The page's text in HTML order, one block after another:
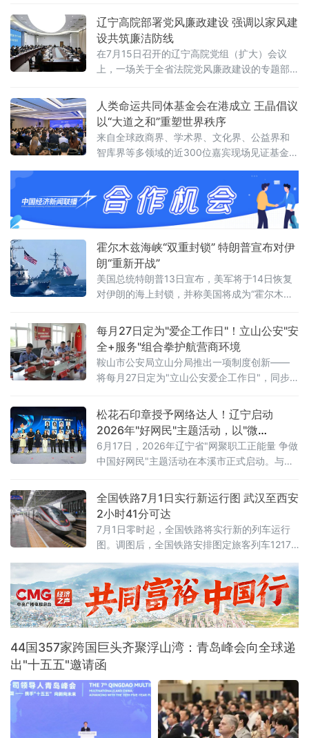
上
益实践团暑期“三下乡”社会实践的成果集中展
演，也是本土青年学成归乡、以美育人、薪火
相传的一次深情回馈，更是株洲市文联、湖南
工商大学落实省文联"村歌嘹亮"主题活动以及省
市艺教融合工作的一项重要举措。株洲市文联
辽宁高院部署党风廉政建设 强调以家风建
设共筑廉洁防线
在7月15日召开的辽宁高院党组（扩大）会议
上，一场关于全省法院党风廉政建设的专题部
庭家教家风建设”列为重点议题之一，明确推动
院家共建，以家风促廉风，共筑廉洁防线。会
议对当前全省法院党风廉政建设面临的形势进
行了分析，指出要清醒认识严峻挑战，发扬自
我革命精神，聚焦“五个过硬”，教育引导干警砺
初心、铸法魂、明法纪、固底线，着力
人类命运共同体基金会在港成立 王晶倡议
以“大道之和”重塑世界秩序
来自全球政商界、学术界、文化界、公益界和
智库界等多领域的近300位嘉宾现场见证基金会
揭牌，会议取得圆满成功。会上，基金会主席
王晶以《开启新轴心时代》为题发表主旨演
讲，她指出，人类社会历经数千年演进，科技
生产力与物质财富实现跨越式增长，但和平、
发展、安全、信
霍尔木兹海峡“双重封锁” 特朗普宣布对伊
朗“重新开战”
美国总统特朗普13日宣布，美军将于14日恢复
对伊朗的海上封锁，并称美国将成为“霍尔木兹
取20%的费用。美军中央司令部随后确认，封
锁行动将于美国东部时间14日16时（伊朗当地
时间14日23时30分）正式启动。这意味着美伊
两国总统6月17日远程签署的谅解备忘录，在生
效不到一个月后即告名存实亡。从“停火”到“重
每月27日定为"爱企工作日"！立山公安"安
全+服务"组合拳护航营商环境
鞍山市公安局立山分局推出一项制度创新——
将每月27日定为"立山公安爱企工作日"，同步
重点企业开展安全警示教育、专项培训及实战
化应急演练，以"无事不扰、有求必应"为原则，
探索警企联动服务营商环境新路径。鞍山水文
局、鞍山市第八中学、冀东水泥、交运旅游汽
车有限公司、红旗大酒店等20余家企业单位代
松花石印章授予网络达人！辽宁启动
2026年"好网民"主题活动，以"微
光"聚"火炬"
6月17日，2026年辽宁省"网聚职工正能量 争做
中国好网民"主题活动在本溪市正式启动。与以
誉印章，成为全场焦点——它被授予辽宁省
2025年最受欢迎网络达人，以此表彰长期深耕
网络阵地、持续输出主流正向声音的优秀创作
者。活动以"微光成炬 清朗同行"为主题，由辽
宁省总工会、辽宁省委网信办联合主办。启动
仪式上，2025年度活动成
全国铁路7月1日实行新运行图 武汉至西安
2小时41分可达
7月1日零时起，全国铁路将实行新的列车运行
图。调图后，全国铁路安排图定旅客列车12174
列，较现图增加111列，铁路客货运输能力、服
务品质和运行效率进一步提升。
44国357家跨国巨头齐聚浮山湾：青岛峰会向全球递
出"十五五"邀请函